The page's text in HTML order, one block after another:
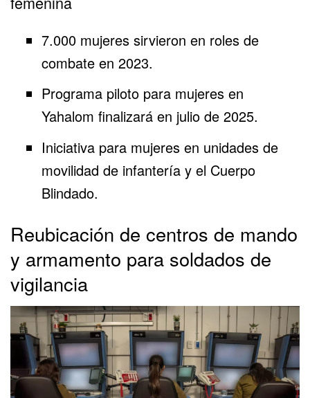
7.000 mujeres sirvieron en roles de
combate en 2023.
Programa piloto para mujeres en
Yahalom finalizará en julio de 2025.
Iniciativa para mujeres en unidades de
movilidad de infantería y el Cuerpo
Blindado.
Reubicación de centros de mando
y armamento para soldados de
vigilancia